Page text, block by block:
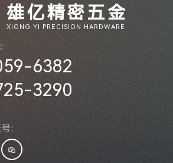
雄亿精密五金
XIONG YI PRECISION HARDWARE
6382
3290
：
